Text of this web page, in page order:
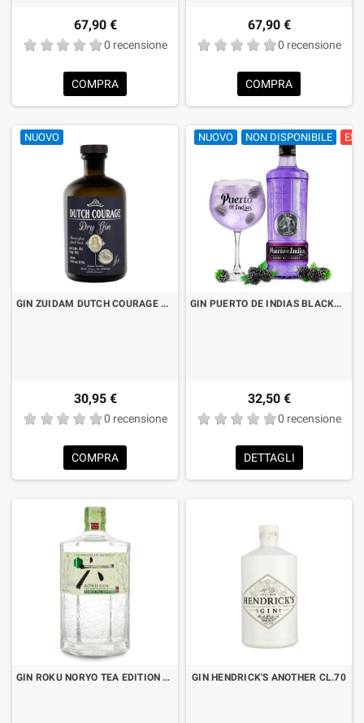
67,90 €
0 recensione
COMPRA
67,90 €
0 recensione
COMPRA
NUOVO
GIN ZUIDAM DUTCH COURAGE CL.70
30,95 €
0 recensione
COMPRA
NUOVO NON DISPONIBILE
GIN PUERTO DE INDIAS BLACKBERRY LT.1 "FORMATO RISPARMIO"
32,50 €
0 recensione
DETTAGLI
GIN ROKU NORYO TEA EDITION CL.70 GIN HENDRICK'S ANOTHER CL.70